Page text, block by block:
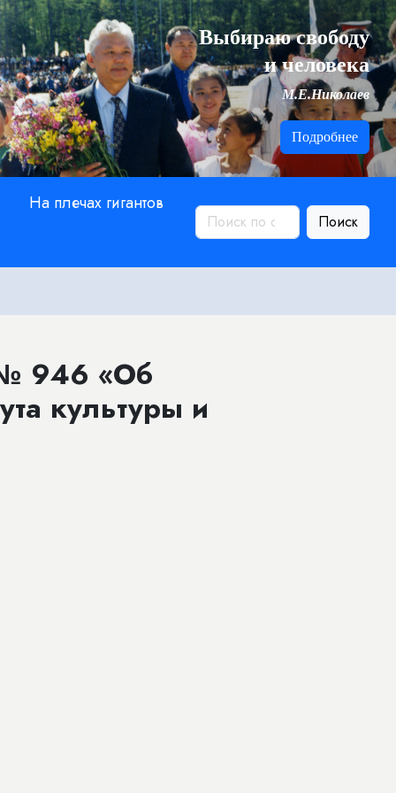
Выбираю свободу
и человека
М.Е.Николаев
Подробнее
На плечах гигантов
Поиск
№ 946 «Об
культуры и